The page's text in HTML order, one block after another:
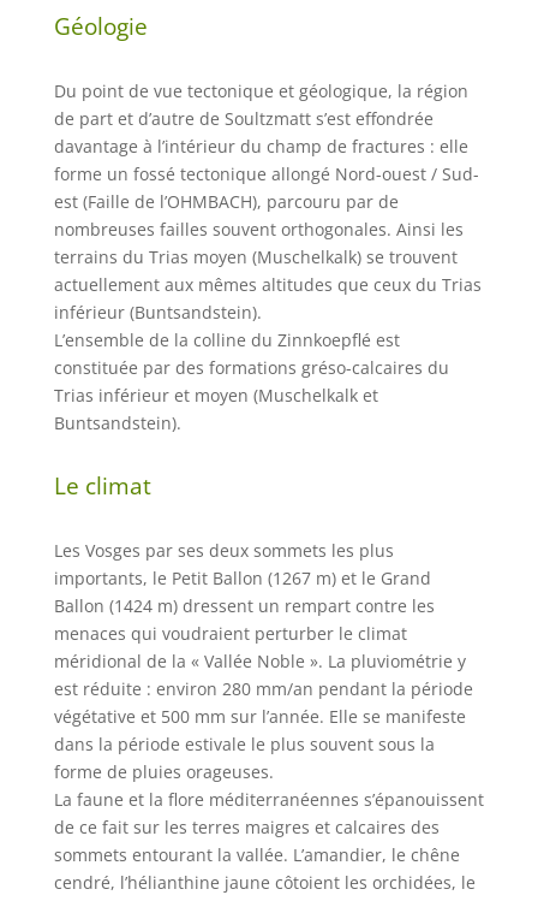
Géologie
Du point de vue tectonique et géologique, la région
de part et d’autre de Soultzmatt s’est effondrée
davantage à l’intérieur du champ de fractures : elle
forme un fossé tectonique allongé Nord-ouest / Sud-
est (Faille de l’OHMBACH), parcouru par de
nombreuses failles souvent orthogonales. Ainsi les
terrains du Trias moyen (Muschelkalk) se trouvent
actuellement aux mêmes altitudes que ceux du Trias
inférieur (Buntsandstein).
L’ensemble de la colline du Zinnkoepflé est
constituée par des formations gréso-calcaires du
Trias inférieur et moyen (Muschelkalk et
Buntsandstein).
Le climat
Les Vosges par ses deux sommets les plus
importants, le Petit Ballon (1267 m) et le Grand
Ballon (1424 m) dressent un rempart contre les
menaces qui voudraient perturber le climat
méridional de la « Vallée Noble ». La pluviométrie y
est réduite : environ 280 mm/an pendant la période
végétative et 500 mm sur l’année. Elle se manifeste
dans la période estivale le plus souvent sous la
forme de pluies orageuses.
La faune et la flore méditerranéennes s’épanouissent
de ce fait sur les terres maigres et calcaires des
sommets entourant la vallée. L’amandier, le chêne
cendré, l’hélianthine jaune côtoient les orchidées, le